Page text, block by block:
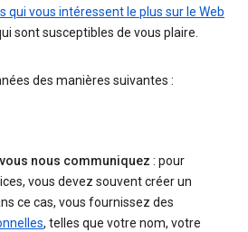
qui vous intéressent le plus sur le Web
sont susceptibles de vous plaire.
des manières suivantes :
nous communiquez : pour
vous devez souvent créer un
ce cas, vous fournissez des
, telles que votre nom, votre